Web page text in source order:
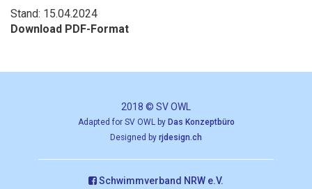
Stand: 15.04.2024
Download PDF-Format
2018 © SV OWL
Adapted for SV OWL by Das Konzeptbüro
Designed by rjdesign.ch
Schwimmverband NRW e.V.